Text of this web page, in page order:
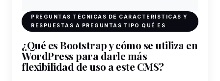
PREGUNTAS TÉCNICAS DE CARACTERÍSTICAS Y
RESPUESTAS A PREGUNTAS TIPO QUÉ ES
¿Qué es Bootstrap y cómo se utiliza en
WordPress para darle más
flexibilidad de uso a este CMS?